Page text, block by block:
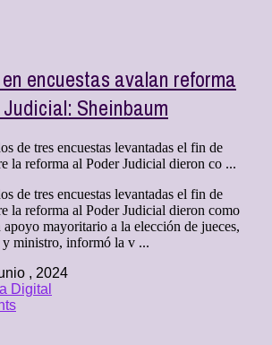
encuestas avalan reforma
Sheinbaum
de tres encuestas levantadas el fin de
la reforma al Poder Judicial dieron co ...
de tres encuestas levantadas el fin de
la reforma al Poder Judicial dieron como
apoyo mayoritario a la elección de jueces,
y ministro, informó la v ...
, 2024
Digital